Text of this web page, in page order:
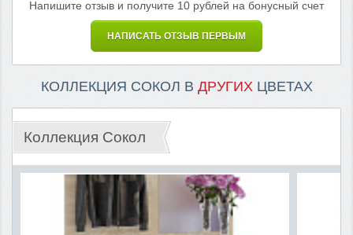
Напишите отзыв и получите 10 рублей на бонусный счет
НАПИСАТЬ ОТЗЫВ ПЕРВЫМ
КОЛЛЕКЦИЯ СОКОЛ В ДРУГИХЦВЕТАХ
Коллекция Сокол